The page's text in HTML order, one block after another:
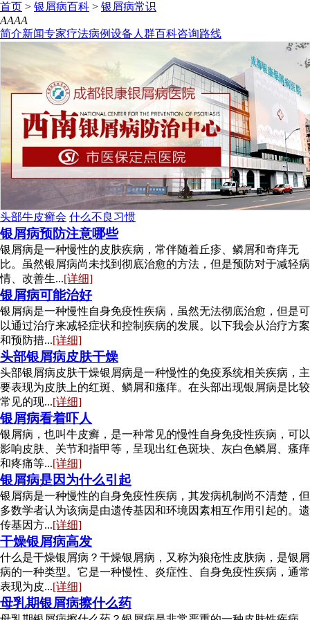
首页 > 银屑病百科 > 银屑病常识
AAAA
简介新闻专家疗法病例设备 人群百科咨询路线
头部牛皮癣会 什么不良习惯
银屑病预防注意哪些
银屑病是一种慢性的皮肤疾病，常伴随着丘疹、鳞屑和奇痒无
比。虽然银屑病尚未找到彻底治愈的方法，但是预防对于减轻病
情、改善生...[详细]
银屑病可能治好
银屑病是一种慢性自身免疫性疾病，虽然无法彻底治愈，但是可
以通过治疗来减轻症状和控制疾病的发展。以下我会从治疗方案
和预防措...[详细]
头部银屑病皮肤干燥
头部银屑病皮肤干燥银屑病是一种慢性的免疫系统相关疾病，主
要表现为皮肤上的红斑、鳞屑和瘙痒。在头部出现银屑病是比较
常见的现...[详细]
银屑病看着吓人
银屑病，也叫牛皮癣，是一种常见的慢性自身免疫性疾病，可以
影响皮肤、关节和指甲等，呈现出红色斑块、灰白色鳞屑、瘙痒
和疼痛等...[详细]
银屑病是因为什么引起
银屑病是一种慢性的自身免疫性疾病，其发病机制尚不清楚，但
多数学者认为该病是由遗传基因和环境因素相互作用引起的。遗
传基因方...[详细]
干燥银屑病高发
什么是干燥银屑病？干燥银屑病，又称为狼疮性皮肤病，是银屑
病的一种类型。它是一种慢性、炎症性、自身免疫性疾病，通常
表现为皮...[详细]
母乳期银屑病擦什么药